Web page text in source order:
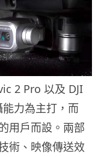
2 Pro 以及 DJI
力為主打，而
用戶而設。兩部
術、映像傳送效